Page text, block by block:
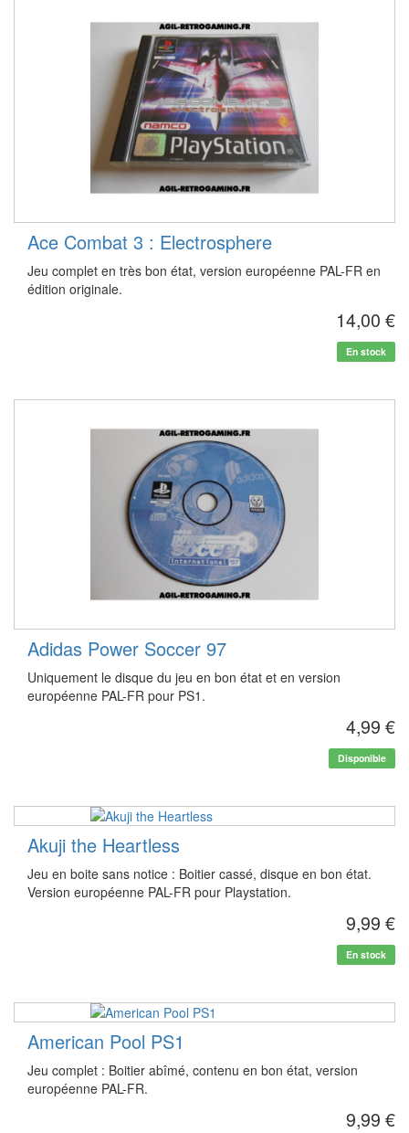
Ace Combat 3 : Electrosphere
Jeu complet en très bon état, version européenne PAL-FR en
édition originale.
14,00 €
En stock
Adidas Power Soccer 97
Uniquement le disque du jeu en bon état et en version
européenne PAL-FR pour PS1.
4,99 €
Disponible
Akuji the Heartless
Jeu en boite sans notice : Boitier cassé, disque en bon état.
Version européenne PAL-FR pour Playstation.
9,99 €
En stock
American Pool PS1
Jeu complet : Boitier abîmé, contenu en bon état, version
européenne PAL-FR.
9,99 €